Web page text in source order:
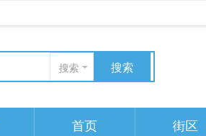
搜索 搜索
首页 街区